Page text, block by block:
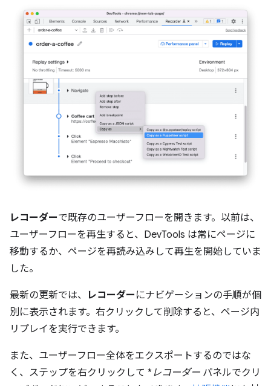
レコーダーで既存のユーザーフローを開きます。以前は、
ユーザーフローを再生すると、DevTools は常にページに
移動するか、ページを再読み込みして再生を開始していま
した。
最新の更新では、 レコーダー にナビゲーションの手順が個
別に表示されます。右クリックして削除すると、ページ内
リプレイを実行できます。
また、ユーザーフロー全体をエクスポートするのではな
く、ステップを右クリックして *レコーダー パネルでクリ